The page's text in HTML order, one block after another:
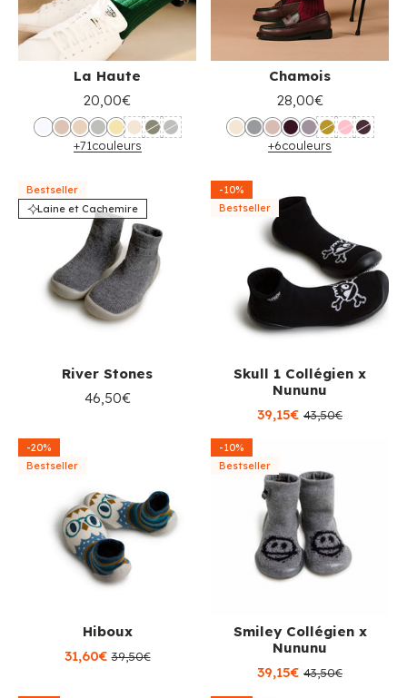
La Haute
20,00€
+71couleurs
Chamois
28,00€
+6couleurs
Bestseller
Laine et Cachemire
River Stones
46,50€
-10%
Bestseller
Skull 1 Collégien x
Nununu
39,15€ 43,50€
-20%
Bestseller
Hiboux
31,60€ 39,50€
-10%
Bestseller
Smiley Collégien x
Nununu
39,15€ 43,50€